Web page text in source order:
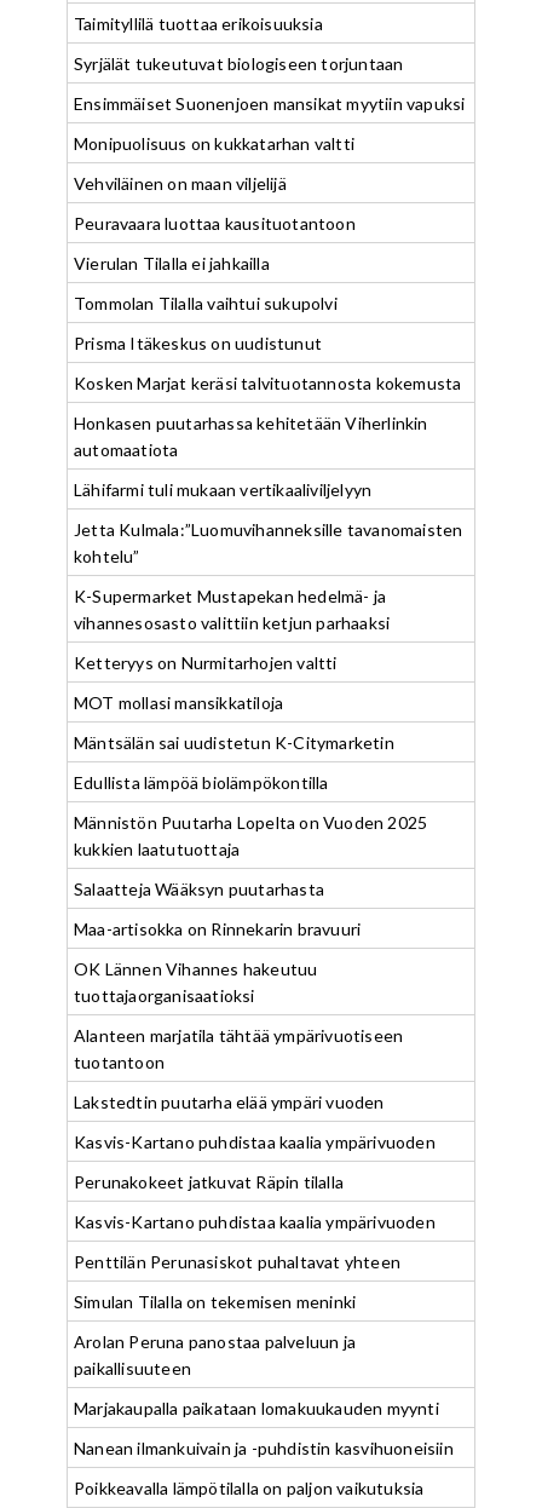
Taimityllilä tuottaa erikoisuuksia
Syrjälät tukeutuvat biologiseen torjuntaan
Ensimmäiset Suonenjoen mansikat myytiin vapuksi
Monipuolisuus on kukkatarhan valtti
Vehviläinen on maan viljelijä
Peuravaara luottaa kausituotantoon
Vierulan Tilalla ei jahkailla
Tommolan Tilalla vaihtui sukupolvi
Prisma Itäkeskus on uudistunut
Kosken Marjat keräsi talvituotannosta kokemusta
Honkasen puutarhassa kehitetään Viherlinkin
automaatiota
Lähifarmi tuli mukaan vertikaaliviljelyyn
Jetta Kulmala:”Luomuvihanneksille tavanomaisten
kohtelu”
K-Supermarket Mustapekan hedelmä- ja
vihannesosasto valittiin ketjun parhaaksi
Ketteryys on Nurmitarhojen valtti
MOT mollasi mansikkatiloja
Mäntsälän sai uudistetun K-Citymarketin
Edullista lämpöä biolämpökontilla
Männistön Puutarha Lopelta on Vuoden 2025
kukkien laatutuottaja
Salaatteja Wääksyn puutarhasta
Maa-artisokka on Rinnekarin bravuuri
OK Lännen Vihannes hakeutuu
tuottajaorganisaatioksi
Alanteen marjatila tähtää ympärivuotiseen
tuotantoon
Lakstedtin puutarha elää ympäri vuoden
Kasvis-Kartano puhdistaa kaalia ympärivuoden
Perunakokeet jatkuvat Räpin tilalla
Kasvis-Kartano puhdistaa kaalia ympärivuoden
Penttilän Perunasiskot puhaltavat yhteen
Simulan Tilalla on tekemisen meninki
Arolan Peruna panostaa palveluun ja
paikallisuuteen
Marjakaupalla paikataan lomakuukauden myynti
Nanean ilmankuivain ja -puhdistin kasvihuoneisiin
Poikkeavalla lämpötilalla on paljon vaikutuksia